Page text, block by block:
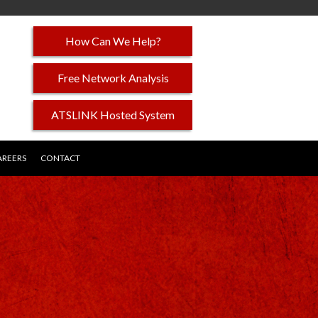
How Can We Help?
Free Network Analysis
ATSLINK Hosted System
CONTACT